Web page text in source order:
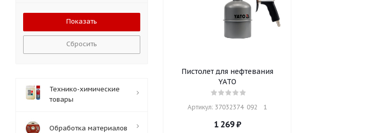
Пистолет для нефтевания
YATO
Артикул: 37032374  092    1
1 269₽
Сбросить
Технико-химические
товары
Обработка материалов